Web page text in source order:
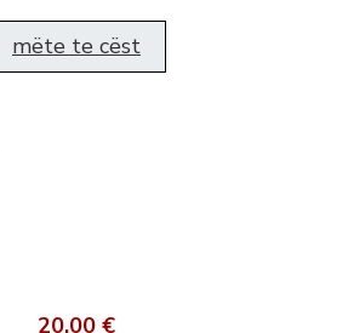
mëte te cëst
20,00 €